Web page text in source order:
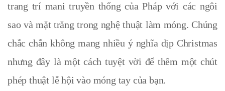
trang trí mani truyền thống của Pháp với các ngôi
sao và mặt trăng trong nghệ thuật làm móng.Chúng
chắc chắn không mang nhiều ý nghĩa dịp Christmas
nhưng đây là một cách tuyệt vời để thêm một chút
phép thuật lễ hội vào móng tay của bạn.